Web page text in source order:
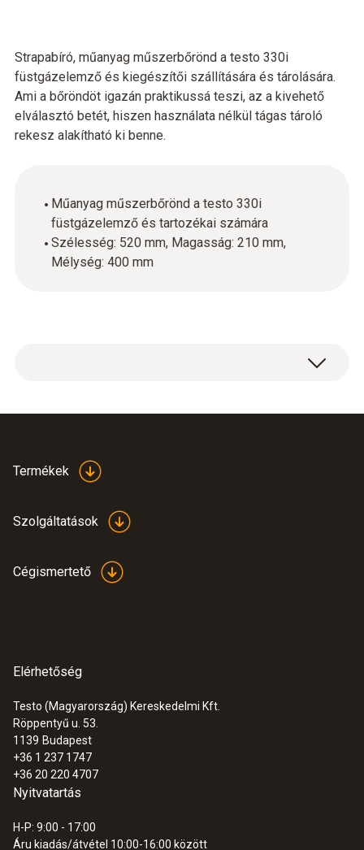
Strapabíró, műanyag műszerbőrönd a testo 330i
füstgázelemző és kiegészítői szállítására és tárolására.
Ami a bőröndöt igazán praktikussá teszi, az a kivehető
elválasztó betét, hiszen használata nélkül tágas tároló
rekesz alakítható ki benne.
Műanyag műszerbőrönd a testo 330i
füstgázelemző és tartozékai számára
Szélesség: 520 mm, Magasság: 210 mm,
Mélység: 400 mm
Nagy műszerbőrönd, mérete: 520 × 180 × 400
Termékek
Szolgáltatások
Cégismertető
Elérhetőség
Testo (Magyarország) Kereskedelmi Kft.
Röppentyű u. 53.
1139 Budapest
+36 1 237 1747
+36 20 220 4707
Nyitvatartás
H-P: 9:00 - 17:00
Áru kiadás/átvétel 10:00-16:00 között